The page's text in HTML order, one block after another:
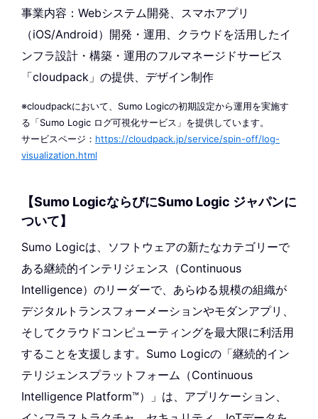
事業内容：Webシステム開発、スマホアプリ
（iOS/Android）開発・運用、クラウドを活用したイ
ンフラ設計・構築・運用のフルマネージドサービス
「cloudpack」の提供、デザイン制作
※cloudpackにおいて、Sumo Logicの初期設定から運用を実施す
る「Sumo Logic ログ可視化サービス」を提供しています。
サービスページ： https://cloudpack.jp/service/spin-off/log-
visualization.html
【Sumo LogicならびにSumo Logic ジャパンに
ついて】
Sumo Logicは、ソフトウェアの新たなカテゴリーで
ある継続的インテリジェンス（Continuous
Intelligence）のリーダーで、あらゆる規模の組織が
デジタルトランスフォーメーションやモダンアプリ、
そしてクラウドコンピューティングを最大限に利活用
することを支援します。Sumo Logicの「継続的イン
テリジェンスプラットフォーム（Continuous
Intelligence Platform™）」は、アプリケーション、